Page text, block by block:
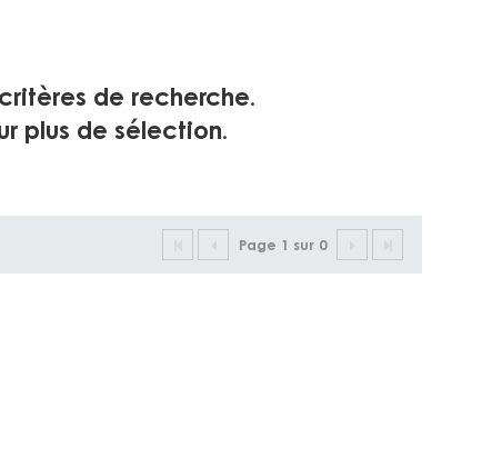
de recherche.
plus de sélection.
Page 1 sur 0